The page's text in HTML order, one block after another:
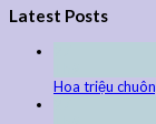
Latest Posts
Hoa triệu